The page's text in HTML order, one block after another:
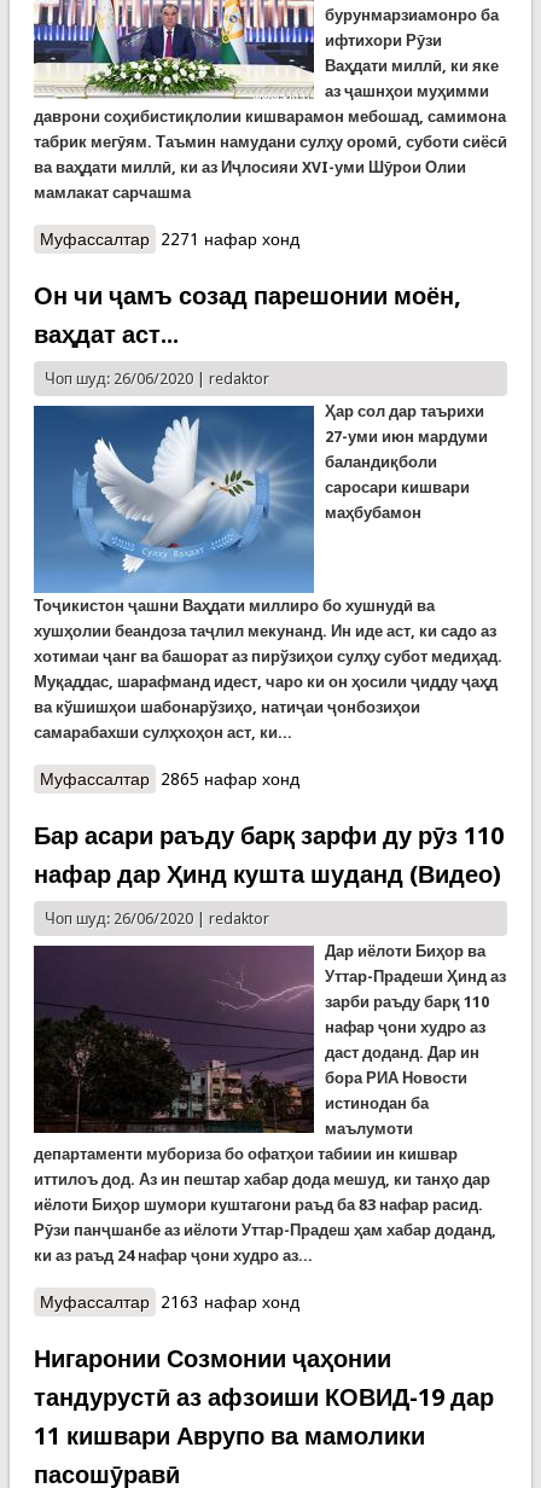
бурунмарзиамонро ба
ифтихори Рӯзи
Ваҳдати миллӣ, ки яке
аз ҷашнҳои муҳимми
даврони соҳибистиқлолии кишварамон мебошад, самимона
табрик мегӯям. Таъмин намудани сулҳу оромӣ, суботи сиёсӣ
ва ваҳдати миллӣ, ки аз Иҷлосияи XVI-уми Шӯрои Олии
мамлакат сарчашма
Муфассалтаро Паёми шодбошии Президенти Ҷумҳурии
Раҳмон ба муносибати Рӯзи Ваҳдати миллӣ
2271 нафар хонд
Он чи ҷамъ созад парешонии моён,
ваҳдат аст...
Чоп шуд: 26/06/2020 | redaktor
Ҳар сол дар таърихи
27-уми июн мардуми
баландиқболи
саросари кишвари
маҳбубамон
Тоҷикистон ҷашни Ваҳдати миллиро бо хушнудӣ ва
хушҳолии беандоза таҷлил мекунанд. Ин иде аст, ки садо аз
хотимаи ҷанг ва башорат аз пирўзиҳои сулҳу субот медиҳад.
Муқаддас, шарафманд идест, чаро ки он ҳосили ҷидду ҷаҳд
ва кўшишҳои шабонарўзиҳо, натиҷаи ҷонбозиҳои
самарабахши сулҳхоҳон аст, ки...
Муфассалтаро Он чи ҷамъ созад парешонии моён, ваҳдат
2865 нафар хонд
Бар асари раъду барқ зарфи ду рӯз 110
нафар дар Ҳинд кушта шуданд (Видео)
Чоп шуд: 26/06/2020 | redaktor
Дар иёлоти Биҳор ва
Уттар-Прадеши Ҳинд аз
зарби раъду барқ 110
нафар ҷони худро аз
даст доданд. Дар ин
бора РИА Новости
истинодан ба
маълумоти
департаменти мубориза бо офатҳои табиии ин кишвар
иттилоъ дод. Аз ин пештар хабар дода мешуд, ки танҳо дар
иёлоти Биҳор шумори куштагони раъд ба 83 нафар расид.
Рӯзи панҷшанбе аз иёлоти Уттар-Прадеш ҳам хабар доданд,
ки аз раъд 24 нафар ҷони худро аз...
Муфассалтаро Бар асари раъду барқ зарфи ду рӯз 110 нафар
2163 нафар хонд
Нигаронии Созмонии ҷаҳонии
тандурустӣ аз афзоиши КОВИД-19 дар
11 кишвари Аврупо ва мамолики
пасошӯравӣ